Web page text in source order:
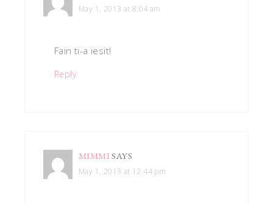
May 1, 2013 at 8:04 am
Fain ti-a iesit!
Reply
MIMMISAYS
May 1, 2013 at 12:44 pm